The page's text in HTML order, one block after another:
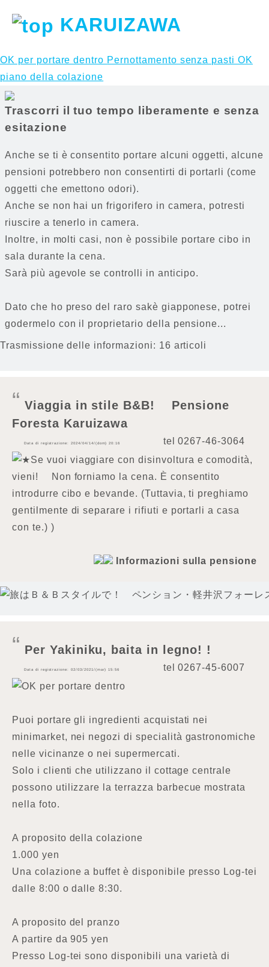
KARUIZAWA
OK per portare dentro Pernottamento senza pasti OK
piano della colazione
Trascorri il tuo tempo liberamente e senza
esitazione
Anche se ti è consentito portare alcuni oggetti, alcune
pensioni potrebbero non consentirti di portarli (come
oggetti che emettono odori).
Anche se non hai un frigorifero in camera, potresti
riuscire a tenerlo in camera.
Inoltre, in molti casi, non è possibile portare cibo in
sala durante la cena.
Sarà più agevole se controlli in anticipo.
Dato che ho preso del raro sakè giapponese, potrei
godermelo con il proprietario della pensione...
Trasmissione delle informazioni: 16 articoli
Viaggia in stile B&B! Pensione
Foresta Karuizawa
tel0267-46-3064
Data di registrazione: 2024/04/14/(dom) 20:16
★Se vuoi viaggiare con disinvoltura e comodità,
vieni! Non forniamo la cena. È consentito
introdurre cibo e bevande. (Tuttavia, ti preghiamo
gentilmente di separare i rifiuti e portarli a casa
con te.) )
Informazioni sulla pensione
Per Yakiniku, baita in legno! !
tel0267-45-6007
Data di registrazione: 02/03/2021/(mar) 15:56
OK per portare dentro
Puoi portare gli ingredienti acquistati nei
minimarket, nei negozi di specialità gastronomiche
nelle vicinanze o nei supermercati.
Solo i clienti che utilizzano il cottage centrale
possono utilizzare la terrazza barbecue mostrata
nella foto.
A proposito della colazione
1.000 yen
Una colazione a buffet è disponibile presso Log-tei
dalle 8:00 o dalle 8:30.
A proposito del pranzo
A partire da 905 yen
Presso Log-tei sono disponibili una varietà di